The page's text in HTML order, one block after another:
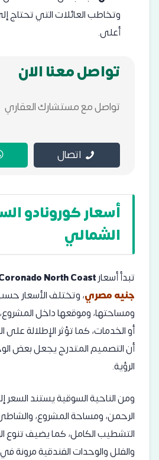
وتخاطب العائلات التي
أعلى.
تواصل معنا الان
تواصل مع مستشارك العقاري
اتصال
أسعار كورونادو
الشمالي
تبدأ أسعارNorth Coast
جنيه مصري، وتختلف الأسعار
ومساحتها، وموقعها داخل
أو الخدمات، كما تؤثر الإطلالة
أن التصميم المتدرج يجعل بعض
الرؤية.
ومن الناحية السوقية يستند
الرحمن، ومساحة المشروع،
التشطيب الكامل، كما يضيف تنوع
والفلل والوحدات الفندقية مرونة في